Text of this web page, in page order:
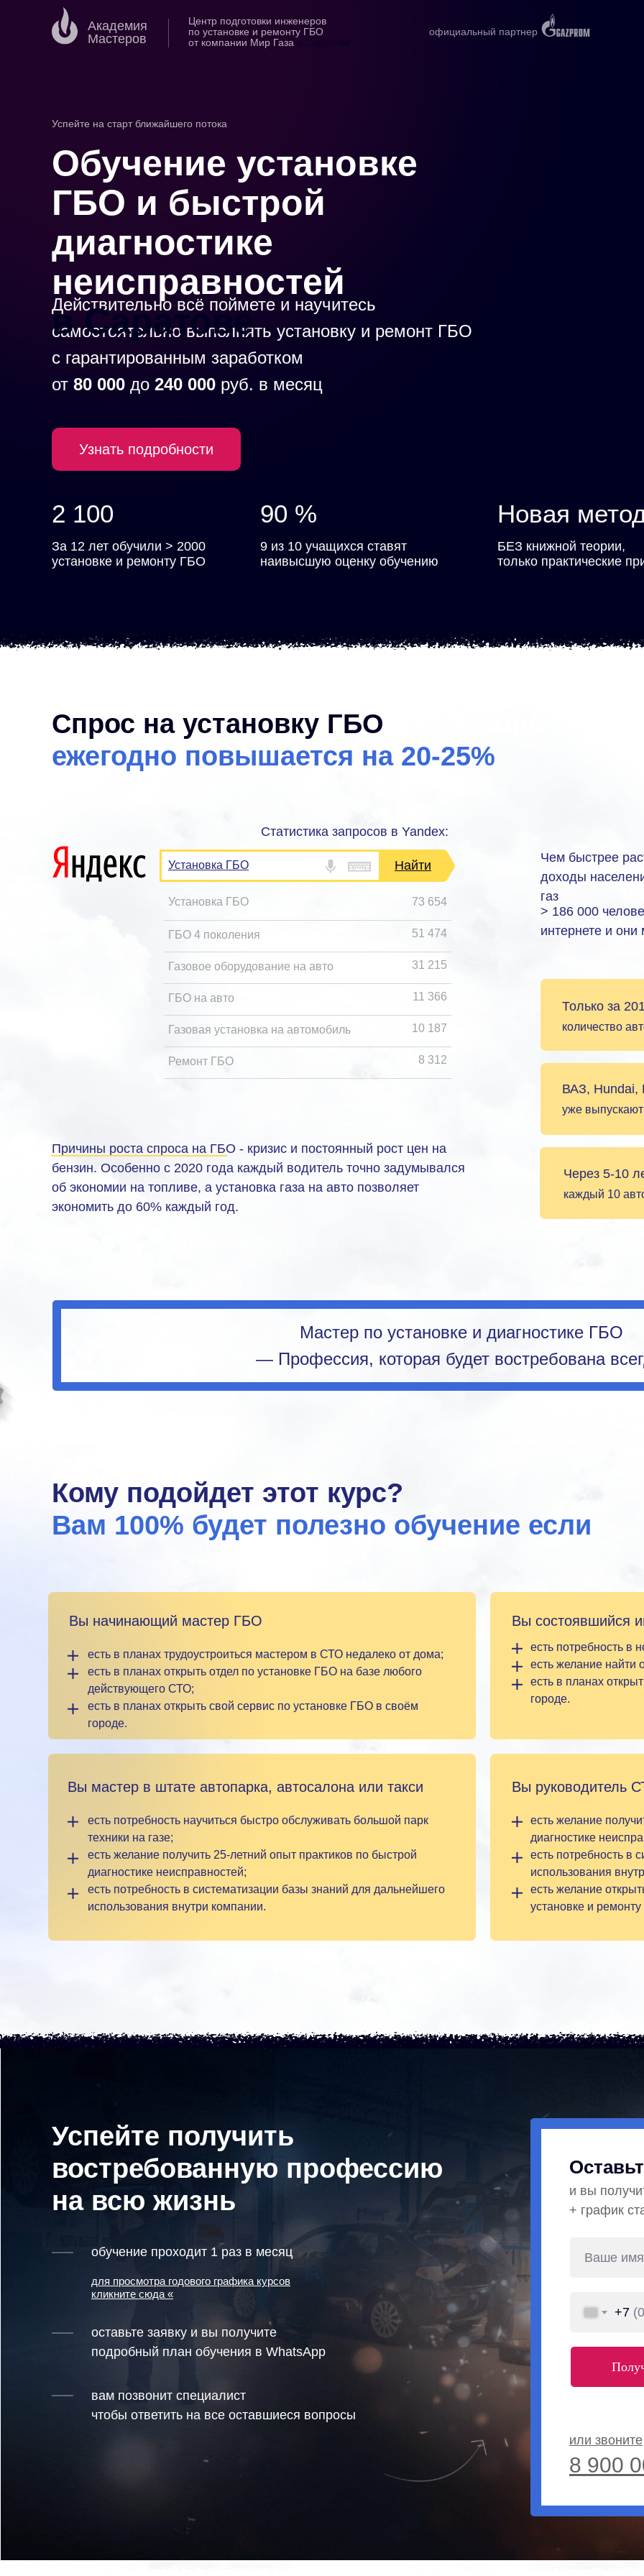
Действительно всё поймете и научитесь
самостоятельно выполнять установку и ремонт ГБО
с гарантированным заработком
от 80 000 до 240 000 руб. в месяц
Узнать подробности
2 100 90 % Новая
За 12 лет обучили > 2000
установке и ремонту ГБО
9 из 10 учащихся ставят
наивысшую оценку обучению
БЕЗ книжной теории,
только практические
Обучение установке
ГБО и быстрой
диагностике
неисправностей
в Саратове
Академия
Мастеров
Центр подготовки инженеров
по установке и ремонту ГБО
от компании Мир Газа
официальный партнер
Успейте на старт ближайшего потока
Спрос на установку ГБО
ежегодно повышается на 20-25%
Чем быстрее
доходы
газ
> 186 000
интернете и они
Причины роста спроса на ГБО - кризис и постоянный рост цен на
бензин. Особенно с 2020 года каждый водитель точно задумывался
об экономии на топливе, а установка газа на авто позволяет
экономить до 60% каждый год.
Только за
количество
ВАЗ, Hundai,
уже
Через 5-10
каждый 10
ГБО 4 поколения
Установка ГБО
Газовое оборудование на авто
ГБО на авто
Газовая установка на автомобиль
Ремонт ГБО
Установка ГБО Найти
Статистика запросов в Yandex:
Мастер по установке и диагностике ГБО
— Профессия, которая будет востребована
73 654
51 474
31 215
11 366
10 187
8 312
Кому подойдет этот курс?
Вам 100% будет полезно обучение если
Вы начинающий мастер ГБО
есть в планах трудоустроиться мастером в СТО недалеко от дома;
есть в планах открыть отдел по установке ГБО на базе любого
действующего СТО;
есть в планах открыть свой сервис по установке ГБО в своём
городе.
Вы мастер в штате автопарка, автосалона или такси
есть потребность научиться быстро обслуживать большой парк
техники на газе;
есть желание получить 25-летний опыт практиков по быстрой
диагностике неисправностей;
есть потребность в систематизации базы знаний для дальнейшего
использования внутри компании.
Вы состоявшийся
есть потребность в
есть желание найти
есть в планах
городе.
Вы руководитель
есть желание
диагностике
есть потребность в
использования
есть желание
установке и
обучение проходит 1 раз в месяц
оставьте заявку и вы получите
подробный план обучения в WhatsApp
и вы
+ график
вам позвонит специалист
чтобы ответить на все оставшиеся вопросы
или звоните
8 900
Успейте получить
востребованную профессию
на всю жизнь
+7
для просмотра годового графика курсов
кликните сюда «